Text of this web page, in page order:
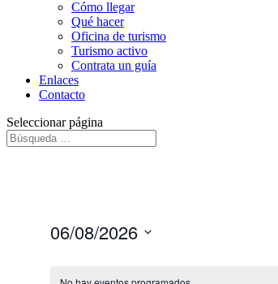
Cómo llegar
Qué hacer
Oficina de turismo
Turismo activo
Contrata un guía
Enlaces
Contacto
Seleccionar página
06/08/2026